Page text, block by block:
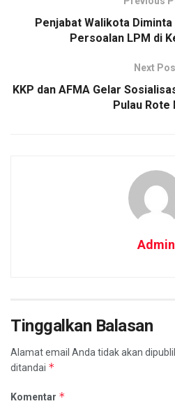
Penjabat Walikota
Persoalan LPM di
Next
KKP dan AFMA Gelar
Pulau Rote
Admin
Tinggalkan Balasan
Alamat email Anda tidak akan
ditandai *
Komentar *